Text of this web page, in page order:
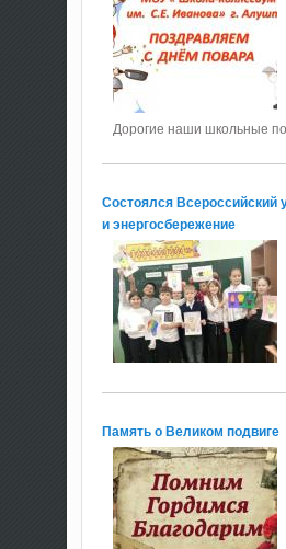
Дорогие наши школьные
Состоялся Всероссийский
и энергосбережение
Память о Великом подвиге